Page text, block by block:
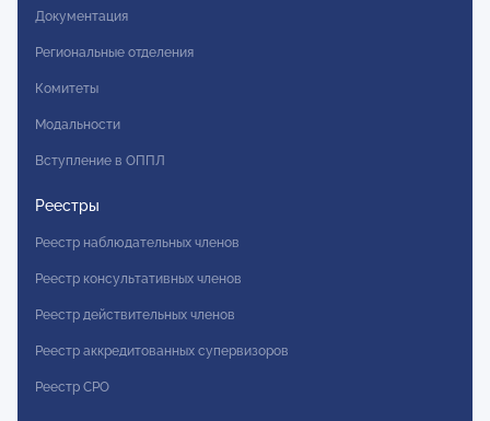
Документация
Региональные отделения
Комитеты
Модальности
Вступление в ОППЛ
Реестры
Реестр наблюдательных членов
Реестр консультативных членов
Реестр действительных членов
Реестр аккредитованных супервизоров
Реестр СРО